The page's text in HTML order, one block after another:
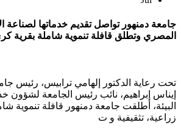
جامعة دمنهور تواصل تقديم خدماتها
المصري وتطلق قافلة تنموية شاملة بقرية
تحت رعاية الدكتور إلهامي ترابيس، رئيس
إيناس إبراهيم، نائب رئيس الجامعة لشؤون
البيئة، أطلقت جامعة دمنهور قافلة تنموية
زراعية، تثقيفية و ت